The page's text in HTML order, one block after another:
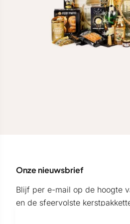
Onze nieuwsbrief
Blijf per e-mail op de hoogte
en de sfeervolste